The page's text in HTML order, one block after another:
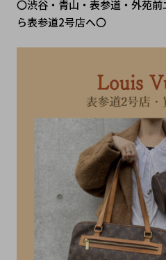
〇渋谷・青山・表参道・外苑
ら表参道2号店へ〇